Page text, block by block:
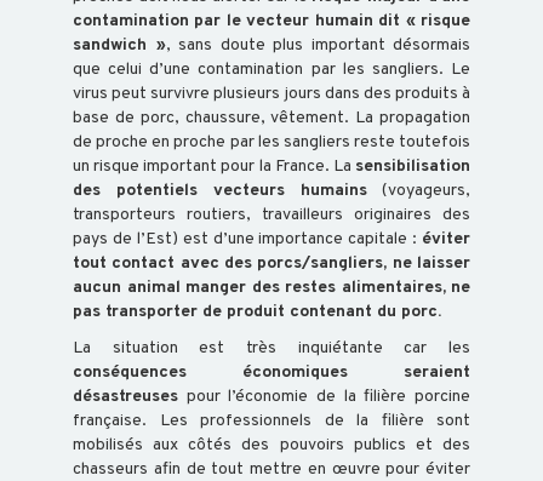
ALPAGES
AVORTEMENT
BIOSÉCURITÉ
CONCOURS
INTRODUCTION
PROPHYLAXIE
BESNOITIOSE
BVD
contamination par le vecteur humain dit « risque
sandwich », sans doute plus important désormais
que celui d’une contamination par les sangliers. Le
virus peut survivre plusieurs jours dans des produits à
base de porc, chaussure, vêtement. La propagation
de proche en proche par les sangliers reste toutefois
un risque important pour la France. La sensibilisation
des potentiels vecteurs humains (voyageurs,
transporteurs routiers, travailleurs originaires des
pays de l’Est) est d’une importance capitale : éviter
tout contact avec des porcs/sangliers, ne laisser
aucun animal manger des restes alimentaires, ne
pas transporter de produit contenant du porc.
La situation est très inquiétante car les
conséquences économiques seraient
désastreuses pour l’économie de la filière porcine
française. Les professionnels de la filière sont
mobilisés aux côtés des pouvoirs publics et des
chasseurs afin de tout mettre en œuvre pour éviter